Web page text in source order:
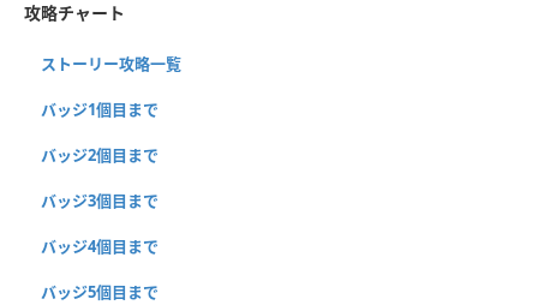
攻略チャート
ストーリー攻略一覧
バッジ1個目まで
バッジ2個目まで
バッジ3個目まで
バッジ4個目まで
バッジ5個目まで